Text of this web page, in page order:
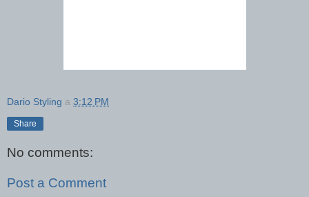
Dario Styling a 3:12 PM
Share
No comments:
Post a Comment